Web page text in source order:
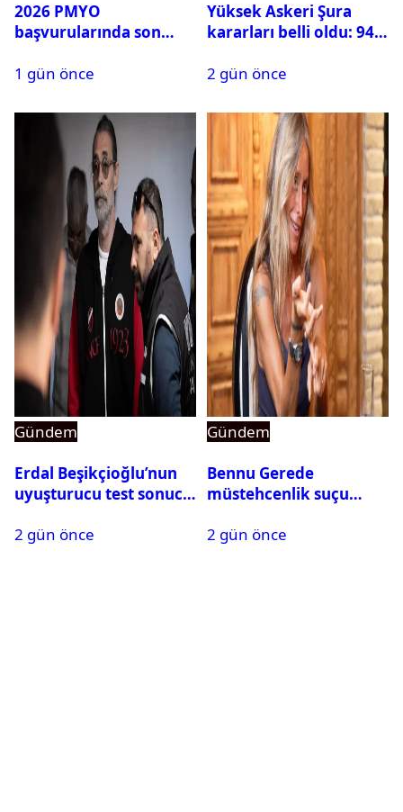
2026 PMYO
başvurularında son
1 gün önce
Yüksek Askeri Şura
kararları belli oldu: 94
2 gün önce
Gündem
Erdal Beşikçioğlu’nun
uyuşturucu test sonucu
2 gün önce
Gündem
Bennu Gerede
müstehcenlik suçu
alındı
2 gün önce